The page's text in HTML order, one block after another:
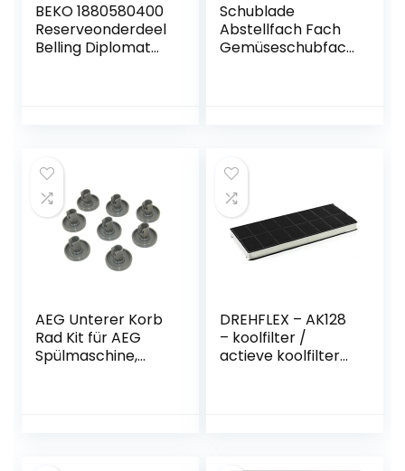
BEKO 1880580400
Reserveonderdeel
Belling Diplomat
Schublade
Abstellfach Fach
Gemüseschubfach
AEG Unterer Korb
Rad Kit für AEG
Spülmaschine,
DREHFLEX – AK128
– koolfilter /
actieve koolfilter